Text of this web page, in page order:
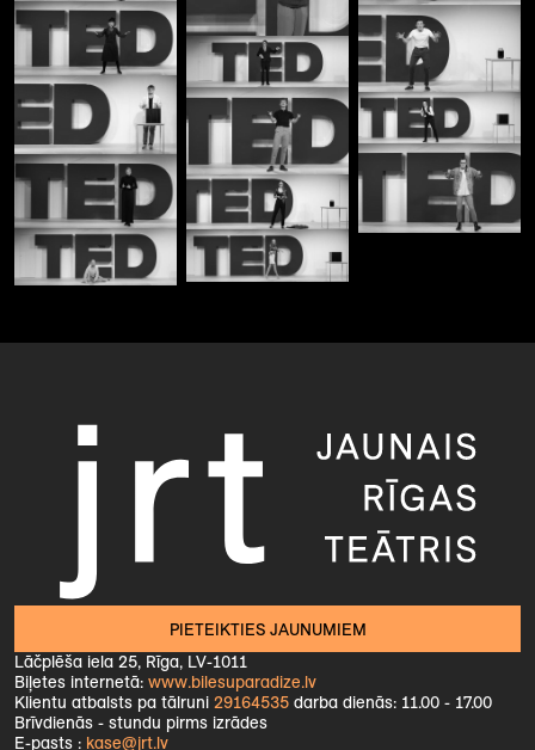
PIETEIKTIES JAUNUMIEM
Lāčplēša iela 25, Rīga, LV-1011
Biļetes internetā: www.bilesuparadize.lv
Klientu atbalsts pa tālruni 29164535 darba dienās: 11.00 - 17.00
Brīvdienās - stundu pirms izrādes
E-pasts : kase@jrt.lv